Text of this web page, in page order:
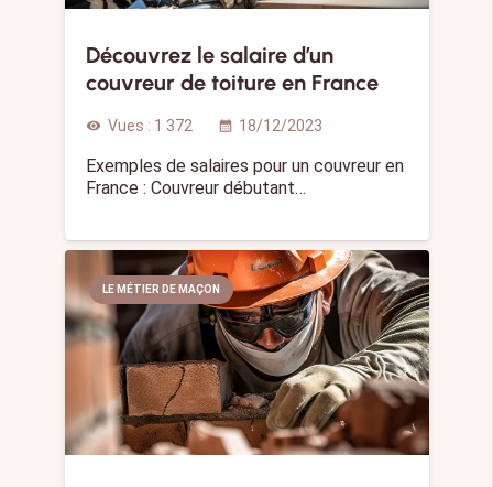
Découvrez le salaire d’un
couvreur de toiture en France
visibility Vues : 1 372 calendar_month 18/12/2023
Exemples de salaires pour un couvreur en
France : Couvreur débutant…
LE MÉTIER DE MAÇON